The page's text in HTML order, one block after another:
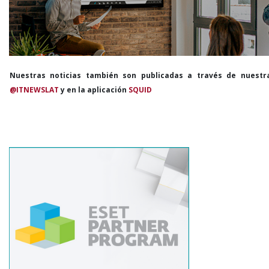
Nuestras noticias también son publicadas a través de
@ITNEWSLATy en la aplicación SQUID